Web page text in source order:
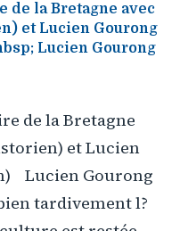
de la Bretagne avec
et Lucien Gourong
Lucien Gourong
de la Bretagne
et Lucien
Lucien Gourong
tardivement l?